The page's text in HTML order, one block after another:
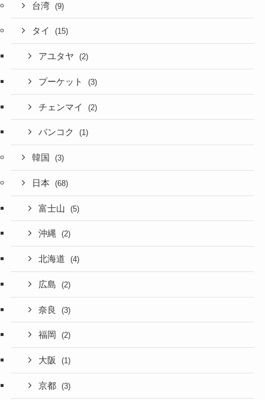
台湾 (9)
タイ (15)
アユタヤ (2)
プーケット (3)
チェンマイ (2)
バンコク (1)
韓国 (3)
日本 (68)
富士山 (5)
沖縄 (2)
北海道 (4)
広島 (2)
奈良 (3)
福岡 (2)
大阪 (1)
京都 (3)